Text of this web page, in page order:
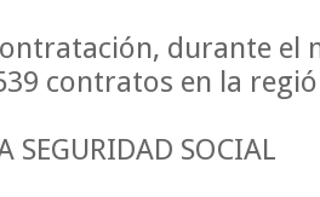
durante el
contratos en la
SEGURIDAD SOCIAL